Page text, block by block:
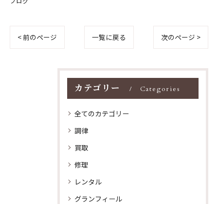
< 前のページ 一覧に戻る 次のページ >
カテゴリー Categories
全てのカテゴリー
調律
買取
修理
レンタル
グランフィール